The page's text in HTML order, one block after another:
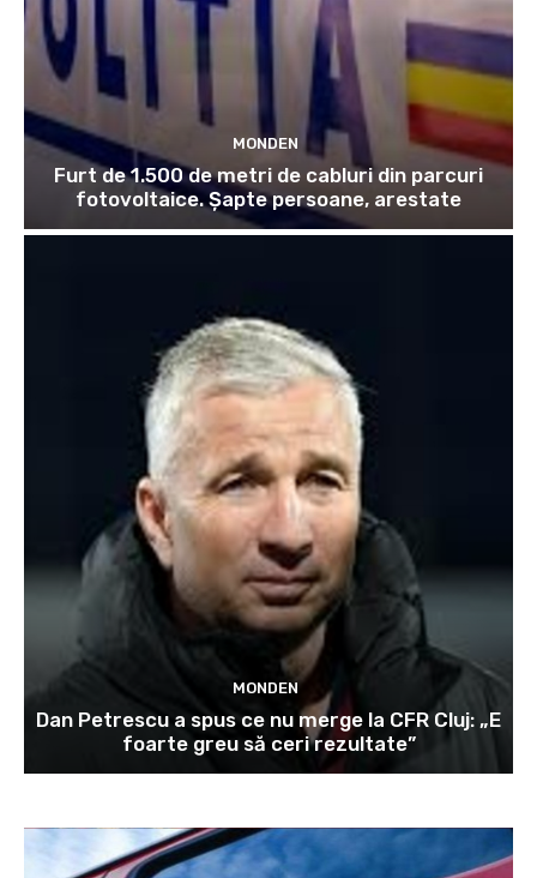
MONDEN
Furt de 1.500 de metri de cabluri din parcuri
fotovoltaice. Șapte persoane, arestate
MONDEN
Dan Petrescu a spus ce nu merge la CFR Cluj: „E
foarte greu să ceri rezultate”